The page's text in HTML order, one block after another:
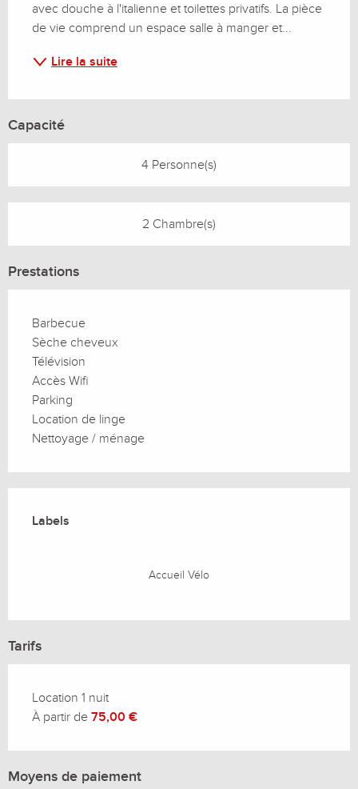
avec douche à l'italienne et toilettes privatifs. La pièce
de vie comprend un espace salle à manger et...
Lire la suite
Capacité
4 Personne(s)
2 Chambre(s)
Prestations
Barbecue
Sèche cheveux
Télévision
Accès Wifi
Parking
Location de linge
Nettoyage / ménage
Labels
Labels
Accueil Vélo
Tarifs
Location 1 nuit
À partir de 75,00 €
Moyens de paiement